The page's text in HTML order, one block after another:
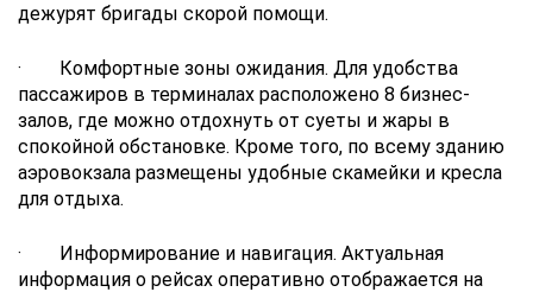
дежурят бригады скорой помощи.
· Комфортные зоны ожидания. Для удобства
пассажиров в терминалах расположено 8 бизнес-
залов, где можно отдохнуть от суеты и жары в
спокойной обстановке. Кроме того, по всему зданию
аэровокзала размещены удобные скамейки и кресла
для отдыха.
· Информирование и навигация. Актуальная
информация о рейсах оперативно отображается на